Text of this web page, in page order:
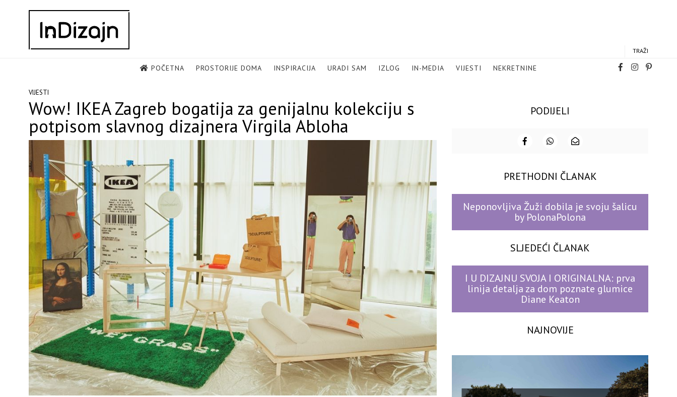
TRAŽI
POČETNA PROSTORIJE DOMA INSPIRACIJA URADI SAM IZLOG IN-MEDIA VIJESTI NEKRETNINE
VIJESTI
Wow! IKEA Zagreb bogatija za genijalnu kolekciju s
potpisom slavnog dizajnera Virgila Abloha
PODIJELI
PRETHODNI ČLANAK
Neponovljiva Žuži dobila je svoju šalicu
by PolonaPolona
SLJEDEĆI ČLANAK
I U DIZAJNU SVOJA I ORIGINALNA: prva
linija detalja za dom poznate glumice
Diane Keaton
NAJNOVIJE